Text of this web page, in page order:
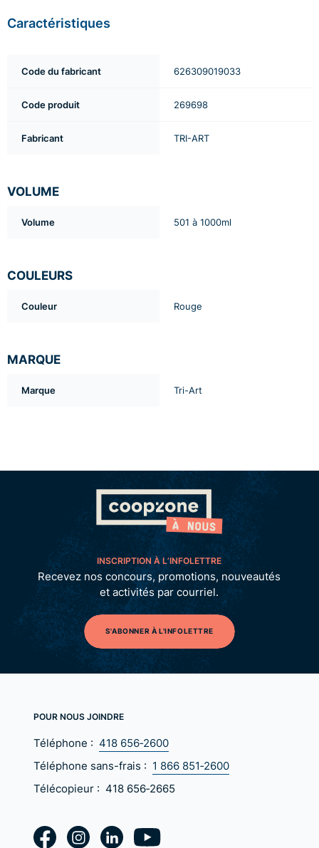
Caractéristiques
Code du fabricant 626309019033
Code produit 269698
Fabricant TRI-ART
VOLUME
Volume 501 à 1000ml
COULEURS
Couleur Rouge
MARQUE
Marque Tri-Art
INSCRIPTION À L’INFOLETTRE
Recevez nos concours, promotions, nouveautés
et activités par courriel.
S'ABONNER À L'INFOLETTRE
POUR NOUS JOINDRE
Téléphone : 418 656‑2600
Téléphone sans-frais : 1 866 851‑2600
Télécopieur : 418 656‑2665